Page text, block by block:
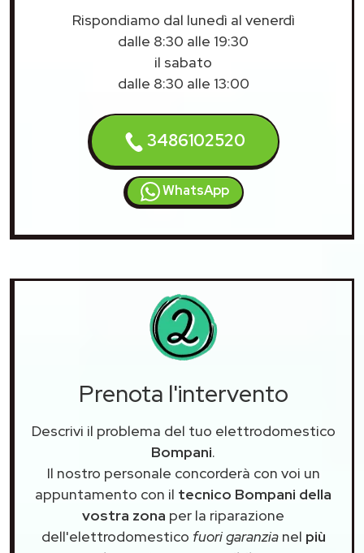
Rispondiamo dal lunedì al venerdì
dalle 8:30 alle 19:30
il sabato
dalle 8:30 alle 13:00
3486102520
WhatsApp
Prenota l'intervento
Descrivi il problema del tuo elettrodomestico
Bompani.
Il nostro personale concorderà con voi un
appuntamento con il tecnico Bompani della
vostra zona per la riparazione
dell'elettrodomestico fuori garanzianel più